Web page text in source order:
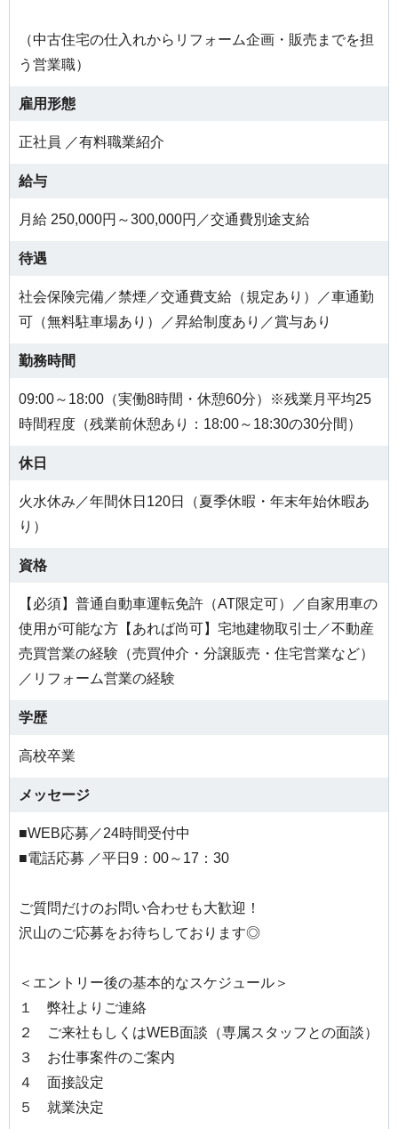
（中古住宅の仕入れからリフォーム企画・販売までを担
う営業職）
雇用形態
正社員 ／有料職業紹介
給与
月給 250,000円～300,000円／交通費別途支給
待遇
社会保険完備／禁煙／交通費支給（規定あり）／車通勤
可（無料駐車場あり）／昇給制度あり／賞与あり
勤務時間
09:00～18:00（実働8時間・休憩60分）※残業月平均25
時間程度（残業前休憩あり：18:00～18:30の30分間）
休日
火水休み／年間休日120日（夏季休暇・年末年始休暇あ
り）
資格
【必須】普通自動車運転免許（AT限定可）／自家用車の
使用が可能な方【あれば尚可】宅地建物取引士／不動産
売買営業の経験（売買仲介・分譲販売・住宅営業など）
／リフォーム営業の経験
学歴
高校卒業
メッセージ
■WEB応募／24時間受付中
■電話応募 ／平日9：00～17：30
ご質問だけのお問い合わせも大歓迎！
沢山のご応募をお待ちしております◎
＜エントリー後の基本的なスケジュール＞
１ 弊社よりご連絡
２ ご来社もしくはWEB面談（専属スタッフとの面談）
３ お仕事案件のご案内
４ 面接設定
５ 就業決定